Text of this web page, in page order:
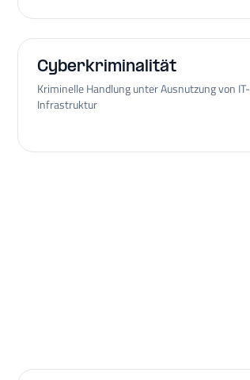
Cyberkriminalität
Kriminelle Handlung unter Ausnutzung von IT-
Infrastruktur